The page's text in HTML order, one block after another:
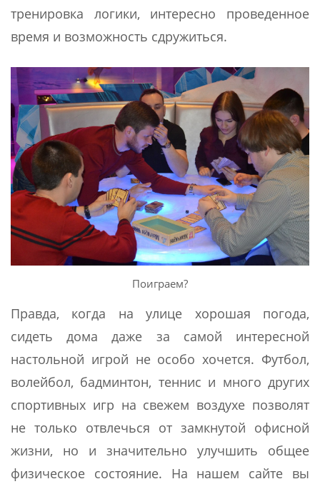
тренировка логики, интересно проведенное
время и возможность сдружиться.
Поиграем?
Правда, когда на улице хорошая погода,
сидеть дома даже за самой интересной
настольной игрой не особо хочется. Футбол,
волейбол, бадминтон, теннис и много других
спортивных игр на свежем воздухе позволят
не только отвлечься от замкнутой офисной
жизни, но и значительно улучшить общее
физическое состояние. На нашем сайте вы